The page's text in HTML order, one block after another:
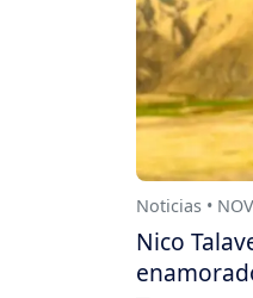
Noticias •
Nico